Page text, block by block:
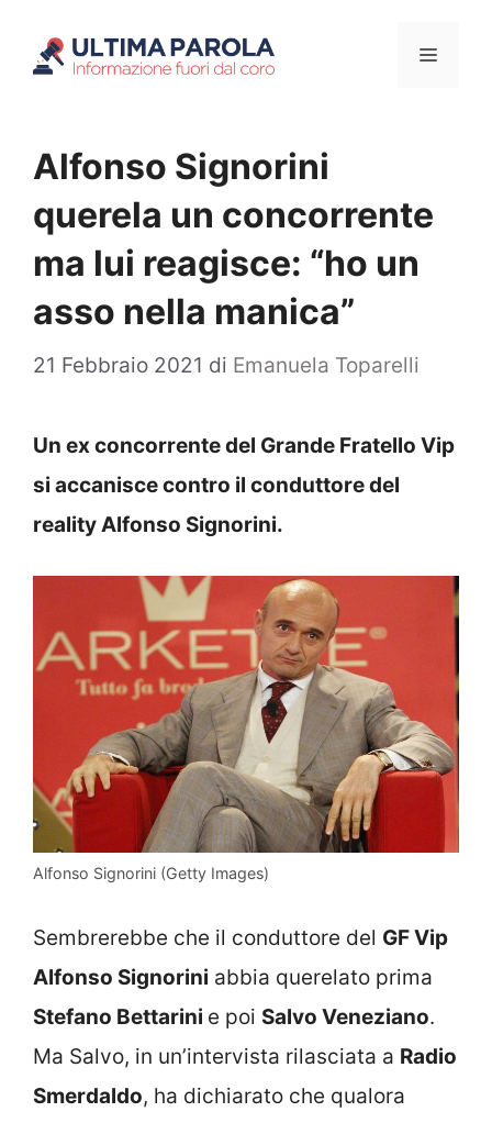
Menu
Alfonso Signorini
querela un concorrente
ma lui reagisce: “ho un
asso nella manica”
21 Febbraio 2021 di Emanuela Toparelli
Un ex concorrente del Grande Fratello Vip
si accanisce contro il conduttore del
reality Alfonso Signorini.
Alfonso Signorini (Getty Images)
Sembrerebbe che il conduttore del GF Vip
Alfonso Signorini abbia querelato prima
Stefano Bettarini e poi Salvo Veneziano.
Ma Salvo, in un’intervista rilasciata a Radio
Smerdaldo, ha dichiarato che qualora